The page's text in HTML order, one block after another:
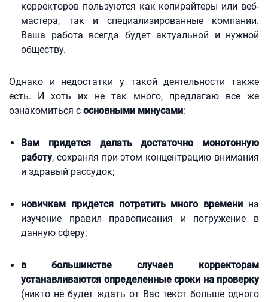
корректоров пользуются как копирайтеры или веб-
мастера, так и специализированные компании.
Ваша работа всегда будет актуальной и нужной
обществу.
Однако и недостатки у такой деятельности также
есть. И хоть их не так много, предлагаю все же
ознакомиться с основными минусами:
Вам придется делать достаточно монотонную
работу, сохраняя при этом концентрацию внимания
и здравый рассудок;
новичкам придется потратить много времени на
изучение правил правописания и погружение в
данную сферу;
в большинстве случаев корректорам
устанавливаются определенные сроки на проверку
(никто не будет ждать от Вас текст больше одного